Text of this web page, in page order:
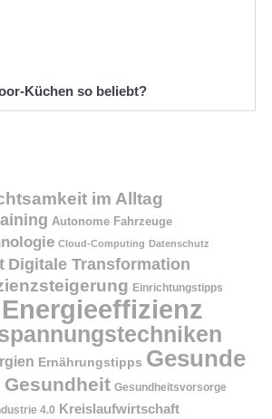
Küchen so beliebt?
im Alltag
Autonome Fahrzeuge
Cloud-Computing Datenschutz
Digitale Transformation
Einrichtungstipps
Energieeffizienz
Ernährungstipps Gesunde
Gesundheit Gesundheitsvorsorge
4.0 Kreislaufwirtschaft